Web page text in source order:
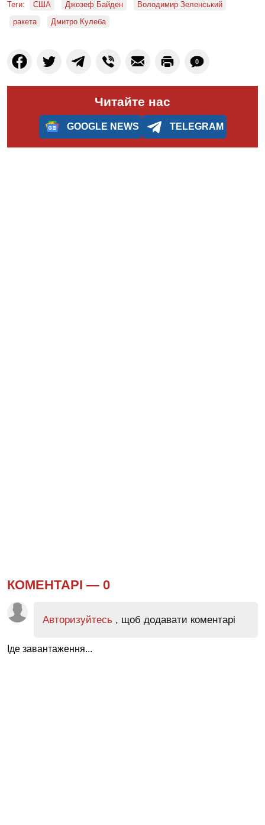
Теги: США Джозеф Байден
Володимир Зеленський
ракета
Дмитро Кулеба
0
Читайте нас
GOOGLE NEWS TELEGRAM
КОМЕНТАРІ — 0
Авторизуйтесь , щоб додавати коментарі
Іде завантаження...